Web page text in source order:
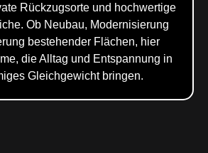
Rückzugsorte und hochwertige
Ob Neubau, Modernisierung
bestehender Flächen, hier
die Alltag und Entspannung in
Gleichgewicht bringen.